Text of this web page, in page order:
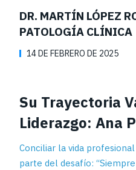
Su Trayectoria
Liderazgo: Ana
Conciliar la vida
parte del desafío:
DR. MARTÍN LÓPEZ
PATOLOGÍA CLÍNICA
14 DE FEBRERO DE 2025